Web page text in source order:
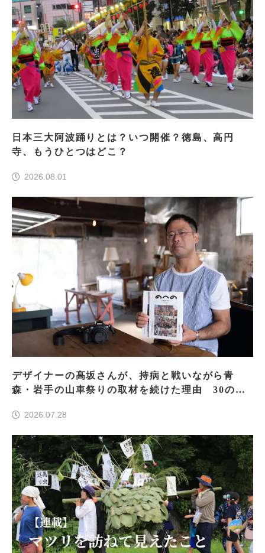
日本三大阿波踊りとは？いつ開催？徳島、高円
寺、もうひとつはどこ？
2026.08.01
デザイナーの髙坂さんが、持病と戦いながら青
森・岩手の山車祭りの取材を続けた理由 30の山
2026.07.28